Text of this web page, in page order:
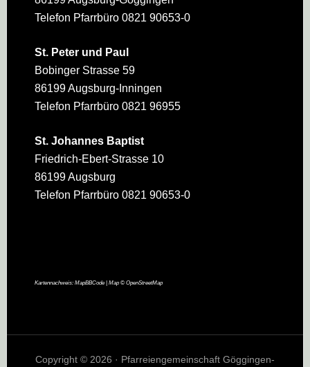
Telefon Pfarrbüro 0821 90653-0
St. Peter und Paul
Bobinger Strasse 59
86199 Augsburg-Inningen
Telefon Pfarrbüro 0821 96955
St. Johannes Baptist
Friedrich-Ebert-Strasse 10
86199 Augsburg
Telefon Pfarrbüro 0821 90653-0
Kartennachweis: MapBBCode| Map © OpenStreetMap
Copyright © 2026 · Pfarreiengemeinschaft Göggingen-